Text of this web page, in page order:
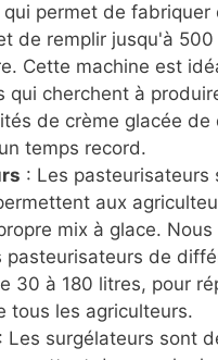
permet de fabriquer
de remplir jusqu'à
Cette machine est
qui cherchent à
de crème glacée de
temps record.
: Les pasteurisateurs
aux
mix à glace. Nous
pasteurisateurs de
30 à 180 litres, pour
tous les agriculteurs.
: Les surgélateurs sont